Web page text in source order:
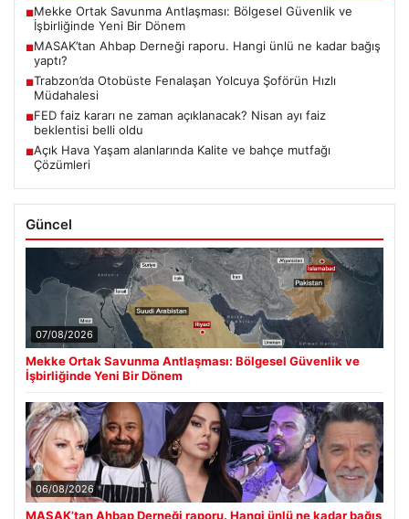
■Mekke Ortak Savunma Antlaşması: Bölgesel Güvenlik ve
İşbirliğinde Yeni Bir Dönem
■MASAK’tan Ahbap Derneği raporu. Hangi ünlü ne kadar bağış
yaptı?
■Trabzon’da Otobüste Fenalaşan Yolcuya Şoförün Hızlı
Müdahalesi
■FED faiz kararı ne zaman açıklanacak? Nisan ayı faiz
beklentisi belli oldu
■Açık Hava Yaşam alanlarında Kalite ve bahçe mutfağı
Çözümleri
Güncel
07/08/2026
Mekke Ortak Savunma Antlaşması: Bölgesel Güvenlik ve
İşbirliğinde Yeni Bir Dönem
06/08/2026
MASAK’tan Ahbap Derneği raporu. Hangi ünlü ne kadar bağış